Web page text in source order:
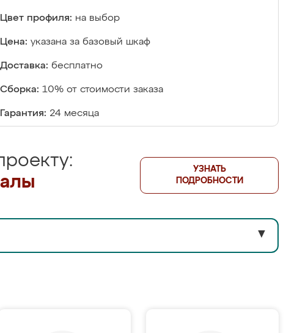
Цвет профиля: на выбор
Цена: указана за базовый шкаф
Доставка: бесплатно
Сборка: 10% от стоимости заказа
Гарантия: 24 месяца
УЗНАТЬ
ПОДРОБНОСТИ
▼